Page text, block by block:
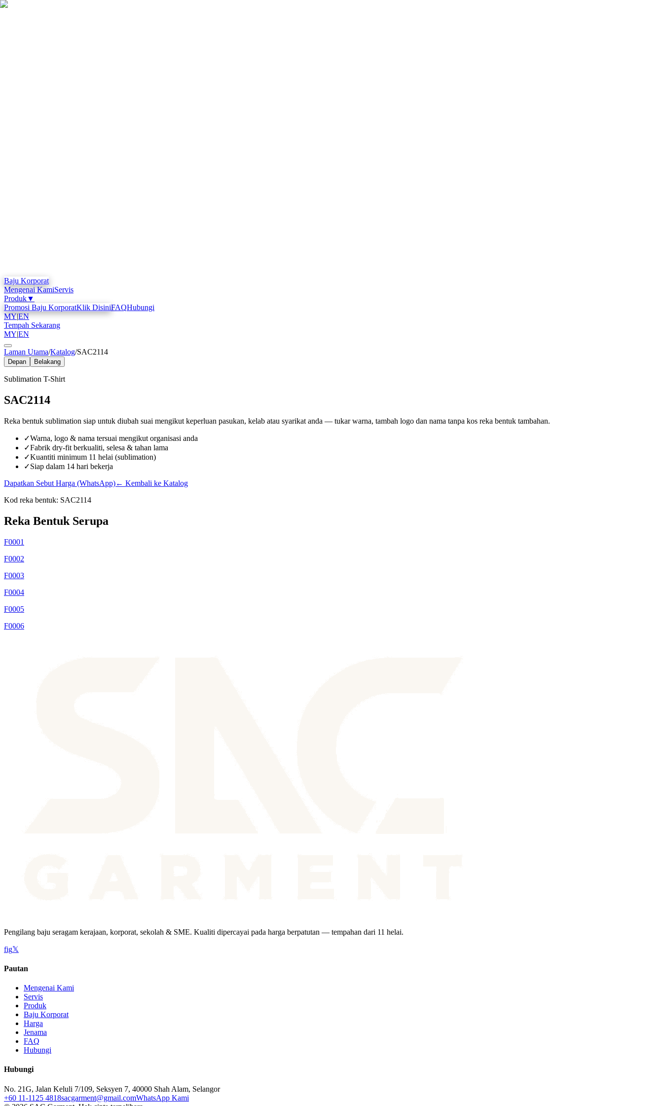
Baju Korporat
Mengenai KamiServis
Produk▼
Promosi Baju KorporatKlik DisiniFAQHubungi
MY|EN
Tempah Sekarang
MY|EN
Laman Utama/Katalog/SAC2114
Depan Belakang
Sublimation T-Shirt
SAC2114
Reka bentuk sublimation siap untuk diubah suai mengikut keperluan pasukan, kelab atau syarikat anda — tukar warna, tambah logo dan nama tanpa kos reka bentuk tambahan.
✓Warna, logo & nama tersuai mengikut organisasi anda
✓Fabrik dry-fit berkualiti, selesa & tahan lama
✓Kuantiti minimum 11 helai (sublimation)
✓Siap dalam 14 hari bekerja
Dapatkan Sebut Harga (WhatsApp)← Kembali ke Katalog
Kod reka bentuk: SAC2114
Reka Bentuk Serupa
F0001
F0002
F0003
F0004
F0005
F0006
Pengilang baju seragam kerajaan, korporat, sekolah & SME. Kualiti dipercayai pada harga berpatutan — tempahan dari 11 helai.
fig𝕏
Pautan
Mengenai Kami
Servis
Produk
Baju Korporat
Harga
Jenama
FAQ
Hubungi
Hubungi
No. 21G, Jalan Keluli 7/109, Seksyen 7, 40000 Shah Alam, Selangor
+60 11-1125 4818sacgarment@gmail.comWhatsApp Kami